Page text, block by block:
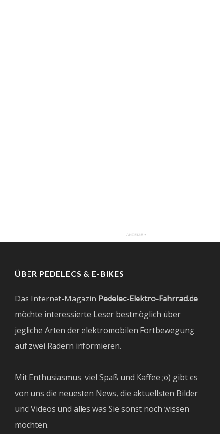
ÜBER PEDELECS & E-BIKES
Das Internet-Magazin Pedelec-Elektro-Fahrrad.de
möchte interessierte Leser bestmöglich über
jegliche Arten der elektromobilen Fortbewegung
auf zwei Rädern informieren.
Mit Enthusiasmus, viel Spaß und Kaffee ;o) gibt es
von uns die neuesten News, die aktuellsten Bilder
und Videos und alles was Sie sonst noch wissen
möchten.